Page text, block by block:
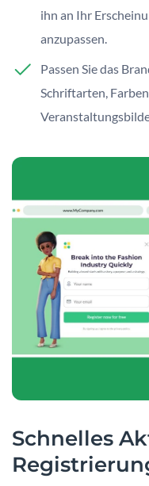
ihn an Ihr
anzupassen.
Passen Sie das
Schriftarten,
Schnelles